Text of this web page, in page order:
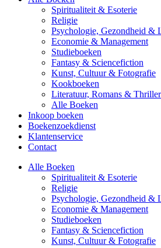
Spiritualiteit & Esoterie
Religie
Psychologie, Gezondheid &
Economie & Management
Studieboeken
Fantasy & Sciencefiction
Kunst, Cultuur & Fotografie
Kookboeken
Literatuur, Romans &
Alle Boeken
Inkoop boeken
Boekenzoekdienst
Klantenservice
Contact
Alle Boeken
Spiritualiteit & Esoterie
Religie
Psychologie, Gezondheid &
Economie & Management
Studieboeken
Fantasy & Sciencefiction
Kunst, Cultuur & Fotografie